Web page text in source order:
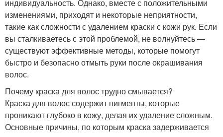
индивидуальность. Однако, вместе с положительными
изменениями, приходят и некоторые неприятности,
такие как сложности с удалением краски с кожи рук. Если
вы сталкиваетесь с этой проблемой, не волнуйтесь —
существуют эффективные методы, которые помогут
быстро и безопасно отмыть руки после окрашивания
волос.
Почему краска для волос трудно смывается?
Краска для волос содержит пигменты, которые
проникают глубоко в кожу, делая их удаление сложным.
Основные причины, по которым краска задерживается